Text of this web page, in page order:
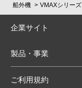
船外機
VMAXシリーズ
企業サイト
製品・事業
ご利用規約